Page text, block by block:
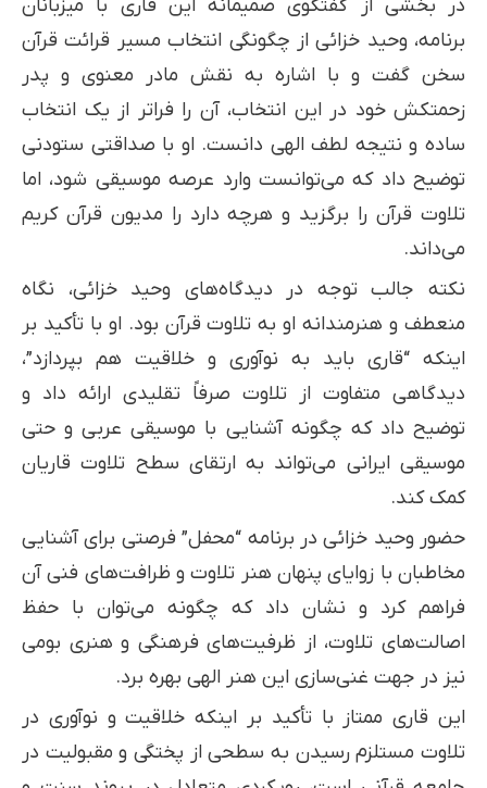
در بخشی از گفتگوی صمیمانه این قاری با میزبانان
برنامه، وحید خزائی از چگونگی انتخاب مسیر قرائت قرآن
سخن گفت و با اشاره به نقش مادر معنوی و پدر
زحمتکش خود در این انتخاب، آن را فراتر از یک انتخاب
ساده و نتیجه لطف الهی دانست. او با صداقتی ستودنی
توضیح داد که می‌توانست وارد عرصه موسیقی شود، اما
تلاوت قرآن را برگزید و هرچه دارد را مدیون قرآن کریم
می‌داند.
نکته جالب توجه در دیدگاه‌های وحید خزائی، نگاه
منعطف و هنرمندانه او به تلاوت قرآن بود. او با تأکید بر
اینکه “قاری باید به نوآوری و خلاقیت هم بپردازد”،
دیدگاهی متفاوت از تلاوت صرفاً تقلیدی ارائه داد و
توضیح داد که چگونه آشنایی با موسیقی عربی و حتی
موسیقی ایرانی می‌تواند به ارتقای سطح تلاوت قاریان
کمک کند.
حضور وحید خزائی در برنامه “محفل” فرصتی برای آشنایی
مخاطبان با زوایای پنهان هنر تلاوت و ظرافت‌های فنی آن
فراهم کرد و نشان داد که چگونه می‌توان با حفظ
اصالت‌های تلاوت، از ظرفیت‌های فرهنگی و هنری بومی
نیز در جهت غنی‌سازی این هنر الهی بهره برد.
این قاری ممتاز با تأکید بر اینکه خلاقیت و نوآوری در
تلاوت مستلزم رسیدن به سطحی از پختگی و مقبولیت در